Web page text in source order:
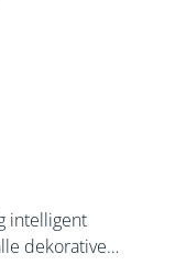
intelligent
dekorative